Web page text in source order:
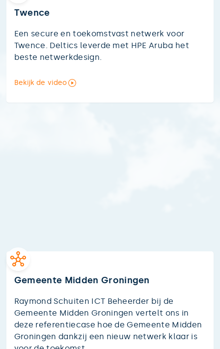
Twence
Een secure en toekomstvast netwerk voor
Twence. Deltics leverde met HPE Aruba het
beste netwerkdesign.
Bekijk de video
Gemeente Midden Groningen
Raymond Schuiten ICT Beheerder bij de
Gemeente Midden Groningen vertelt ons in
deze referentiecase hoe de Gemeente Midden
Groningen dankzij een nieuw netwerk klaar is